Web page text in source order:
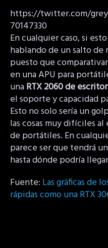
https://twitter.com/
70147330
En cualquier caso, si
hablando de un salto
puesto que
en una APU para
unaRTX 2060 de
el soporte y capacidad
Esto no solo sería un
las cosas muy difíciles
de portátiles. En
parece ser que tendrá
hasta dónde podría
Fuente: Las gráficas de
rápidas como una RTX